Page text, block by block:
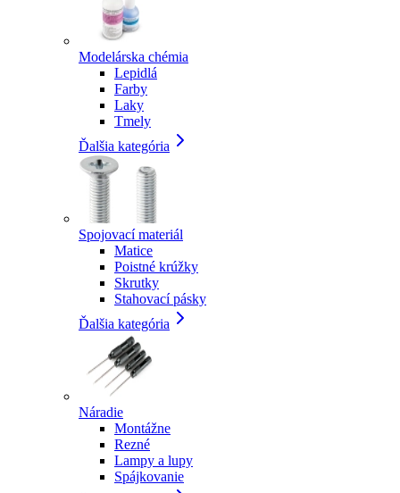
Modelárska chémia
Lepidlá
Farby
Laky
Tmely
Ďalšia kategória
Spojovací materiál
Matice
Poistné krúžky
Skrutky
Stahovací pásky
Ďalšia kategória
Náradie
Montážne
Rezné
Lampy a lupy
Spájkovanie